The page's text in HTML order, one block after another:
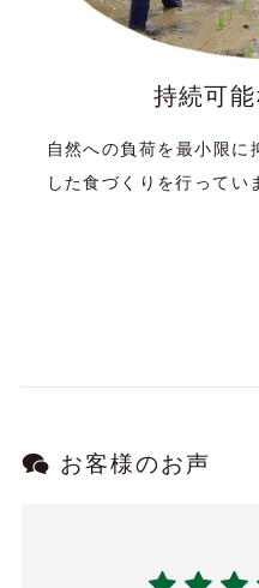
持続可
自然への負荷を最小限に
した食づくりを行ってい
お客様のお声